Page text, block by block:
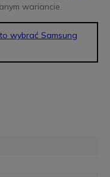
wariancie.
wybrać Samsung